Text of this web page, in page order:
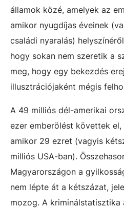
államok közé, amelyek az
amikor nyugdíjas éveinek
családi nyaralás)
hogy sokan nem szeretik a
meg, hogy egy bekezdés
illusztrációjaként mégis
A 49 milliós dél-amerikai
ezer emberölést követtek
amikor 29 ezret (vagyis
milliós USA-ban).
Magyarországon a
nem lépte át a kétszázat,
mozog. A kriminálstatisztika